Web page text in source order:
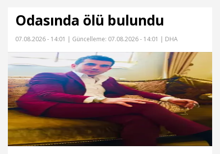
Odasında ölü bulundu
07.08.2026 - 14:01 | Güncelleme: 07.08.2026 - 14:01 | DHA